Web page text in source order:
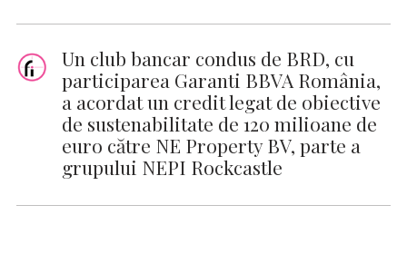
Un club bancar condus de BRD, cu
participarea Garanti BBVA România,
a acordat un credit legat de obiective
de sustenabilitate de 120 milioane de
euro către NE Property BV, parte a
grupului NEPI Rockcastle